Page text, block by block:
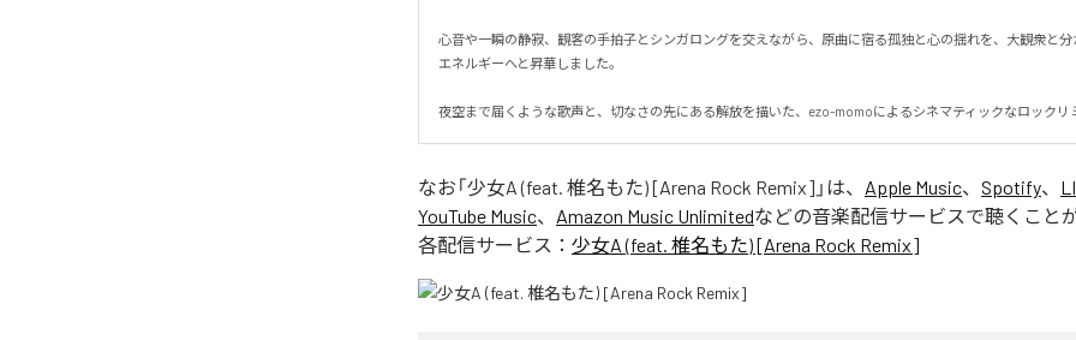
心音や一瞬の静寂、観客の手拍子とシンガロングを交えながら、原曲に宿る孤独と心の揺れを、大観衆と分
エネルギーへと昇華しました。
夜空まで届くような歌声と、切なさの先にある解放を描いた、ezo-momoによるシネマティックなロックリ
なお「少女A (feat. 椎名もた) [Arena Rock Remix] 」は、 Apple Music、 Spotify、
YouTube Music、 Amazon Music Unlimitedなどの音楽配信サービスで聴くこと
各配信サービス： 少女A (feat. 椎名もた) [Arena Rock Remix]